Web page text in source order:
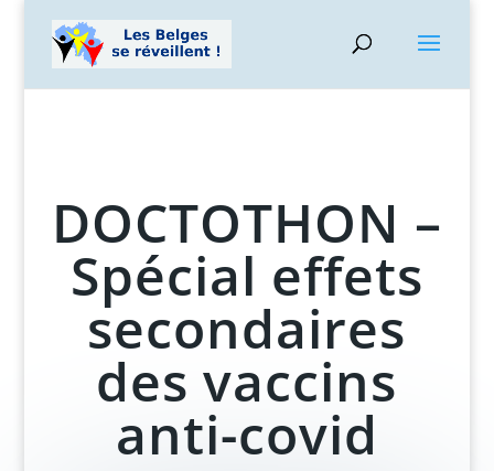
DOCTOTHON –
Spécial effets
secondaires
des vaccins
anti-covid